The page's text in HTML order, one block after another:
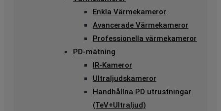
Enkla Värmekameror
Avancerade Värmekameror
Professionella värmekameror
PD-mätning
IR-Kameror
Ultraljudskameror
Handhållna PD utrustningar
(TeV+Ultraljud)